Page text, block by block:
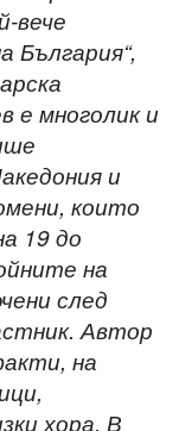
вече
България“,
е многолик и
и
които
19 до
на
след
Автор
на
хора. В